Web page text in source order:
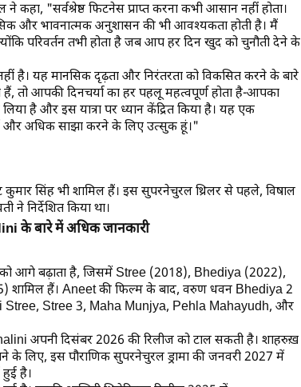
"सर्वश्रेष्ठ फिटनेस प्राप्त करना कभी आसान नहीं होता।
और भावनात्मक अनुशासन की भी आवश्यकता होती है। मैं
परिवर्तन तभी होता है जब आप हर दिन खुद को चुनौती देने के
है। यह मानसिक दृढ़ता और निरंतरता को विकसित करने के बारे
तो आपकी दिनचर्या का हर पहलू महत्वपूर्ण होता है-आपका
है और इस यात्रा पर ध्यान केंद्रित किया है। यह एक
और अधिक साझा करने के लिए उत्सुक हूं।"
कुमार सिंह भी शामिल हैं। इस सुपरनेचुरल थ्रिलर से पहले, विषाल
ने निर्देशित किया था।
के बारे में अधिक जानकारी
आगे बढ़ाता है, जिसमें Stree (2018), Bhediya (2022),
शामिल हैं। Aneet की फिल्म के बाद, वरुण धवन Bhediya 2
Stree, Stree 3, Maha Munjya, Pehla Mahayudh, और
अपनी दिसंबर 2026 की रिलीज को टाल सकती है। शाहरुख़
के लिए, इस पौराणिक सुपरनेचुरल ड्रामा की जनवरी 2027 में
है।